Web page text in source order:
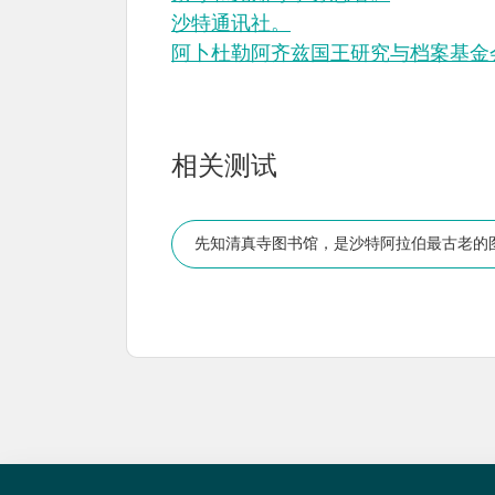
沙特通讯社。
阿卜杜勒阿齐兹国王研究与档案基金
相关测试
先知清真寺图书馆，是沙特阿拉伯最古老的